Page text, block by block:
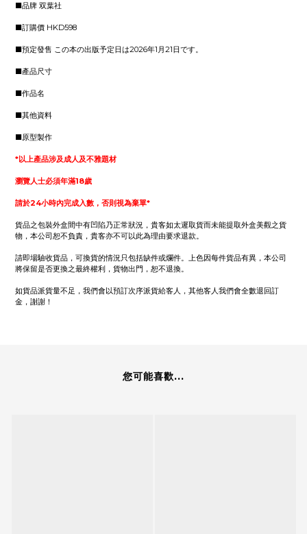
■品牌 双葉社
■訂購價 HKD598
■預定發售 この本の出版予定日は2026年1月21日です。
■產品尺寸
■作品名
■其他資料
■原型製作
*以上產品涉及成人及不雅題材
瀏覽人士必須年滿18歲
請於24小時內完成入數，否則視為棄單*
貨品之包裝外盒間中有凹陷乃正常狀況，貴客如太遲取貨而未能提取外盒美觀之貨
物，本公司恕不負責，貴客亦不可以此為理由要求退款。
請即場驗收貨品，可換貨的情況只包括缺件或爛件。上色因每件貨品有異，本公司
將保留是否更換之最終權利，貨物出門，恕不退換。
如貨品派貨量不足，我們會以預訂次序派貨給客人，其他客人我們會全數退回訂
金，謝謝！
您可能喜歡...